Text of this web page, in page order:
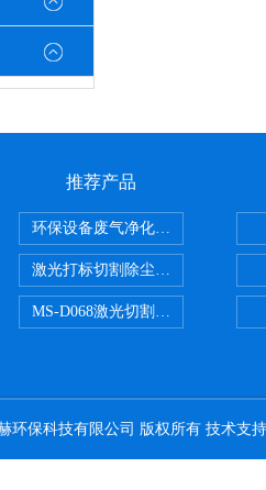
推荐产品
环保设备废气净化处理设备
激光打标切割除尘设备
MS-D068激光切割亚克力烟雾净化
环保科技有限公司 版权所有 技术支